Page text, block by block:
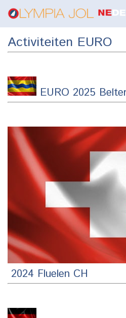
boekbestellen
Home
Activiteiten EURO
EURO 2025
2024 Fluelen CH